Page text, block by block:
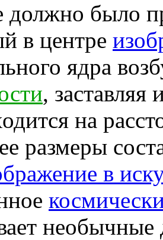
должно было
в центре
ядра
, заставляя
на
размеры
в
необычные